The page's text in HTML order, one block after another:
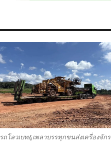
รถโลวเบท4เพลาบรรทุกขนส่งเครื่องจักร